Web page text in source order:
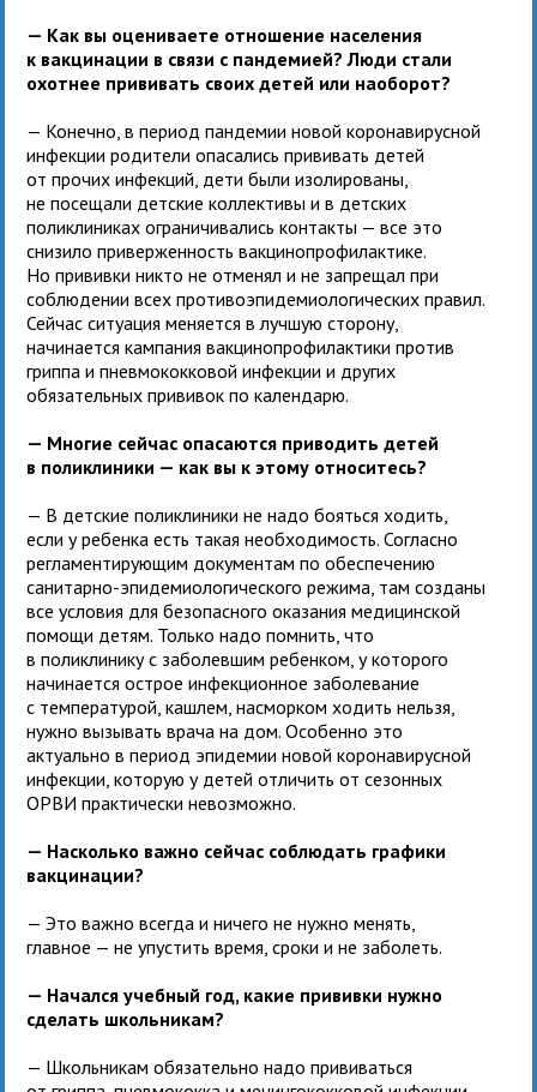
— Как вы оцениваете отношение населения
к вакцинации в связи с пандемией? Люди стали
охотнее прививать своих детей или наоборот?
— Конечно, в период пандемии новой коронавирусной
инфекции родители опасались прививать детей
от прочих инфекций, дети были изолированы,
не посещали детские коллективы и в детских
поликлиниках ограничивались контакты — все это
снизило приверженность вакцинопрофилактике.
Но прививки никто не отменял и не запрещал при
соблюдении всех противоэпидемиологических правил.
Сейчас ситуация меняется в лучшую сторону,
начинается кампания вакцинопрофилактики против
гриппа и пневмококковой инфекции и других
обязательных прививок по календарю.
— Многие сейчас опасаются приводить детей
в поликлиники — как вы к этому относитесь?
— В детские поликлиники не надо бояться ходить,
если у ребенка есть такая необходимость. Согласно
регламентирующим документам по обеспечению
санитарно-эпидемиологического режима, там созданы
все условия для безопасного оказания медицинской
помощи детям. Только надо помнить, что
в поликлинику с заболевшим ребенком, у которого
начинается острое инфекционное заболевание
с температурой, кашлем, насморком ходить нельзя,
нужно вызывать врача на дом. Особенно это
актуально в период эпидемии новой коронавирусной
инфекции, которую у детей отличить от сезонных
ОРВИ практически невозможно.
— Насколько важно сейчас соблюдать графики
вакцинации?
— Это важно всегда и ничего не нужно менять,
главное — не упустить время, сроки и не заболеть.
— Начался учебный год, какие прививки нужно
сделать школьникам?
— Школьникам обязательно надо прививаться